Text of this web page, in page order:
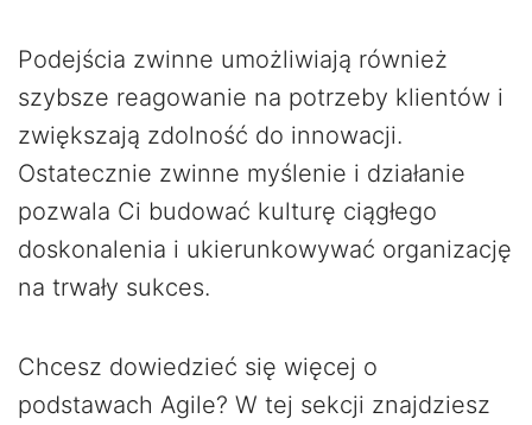
Podejścia zwinne umożliwiają również
szybsze reagowanie na potrzeby klientów i
zwiększają zdolność do innowacji.
Ostatecznie zwinne myślenie i działanie
pozwala Ci budować kulturę ciągłego
doskonalenia i ukierunkowywać organizację
na trwały sukces.
Chcesz dowiedzieć się więcej o
podstawach Agile? W tej sekcji znajdziesz